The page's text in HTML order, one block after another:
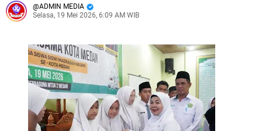
ADMIN MEDIA
Selasa, 19 Mei 2026, 6:09 AM WIB